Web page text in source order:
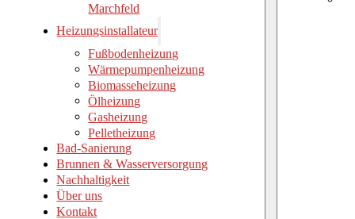
Marchfeld
Heizungsinstallateur
Fußbodenheizung
Wärmepumpenheizung
Biomasseheizung
Ölheizung
Gasheizung
Pelletheizung
Bad-Sanierung
Brunnen & Wasserversorgung
Nachhaltigkeit
Über uns
Kontakt